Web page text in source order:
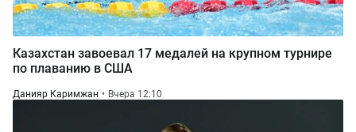
Казахстан завоевал 17 медалей на крупном турнире
по плаванию в США
Данияр Каримжан Вчера 12:10